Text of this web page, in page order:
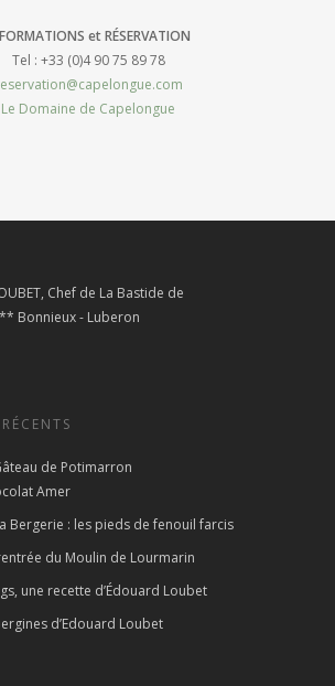
et RÉSERVATION
Tel : +33 (0)4 90 75 89 78
Le Domaine de Capelongue
Chef de La Bastide de
Bonnieux - Luberon
de Potimarron
Amer
Bergerie : les pieds de fenouil farcis
du Moulin de Lourmarin
une recette d’Édouard Loubet
d’Edouard Loubet